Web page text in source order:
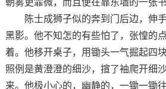
朝雾更霏微，而且便在靠东墙的一张书
陈士成狮子似的奔到门后边，伸手
黑影。他不知怎的有些怕了，张惶的
着。他移开桌子，用锄头一气掘起四
照例是黄澄澄的细沙，揎了袖爬开细
来。他极小心的，幽静的，一锄一锄